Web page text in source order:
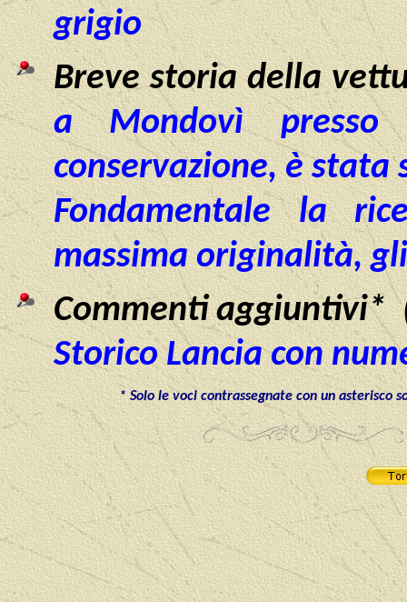
grigio
Breve storia della
a Mondovì presso
conservazione, è
Fondamentale la
massima originalità,
Commenti aggiuntivi*
Storico Lancia con
* Solo le voci contrassegnate con un asterisco